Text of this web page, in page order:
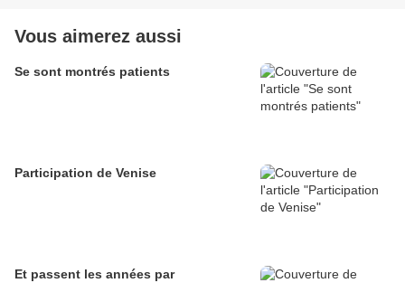
Vous aimerez aussi
Se sont montrés patients
Participation de Venise
Et passent les années par